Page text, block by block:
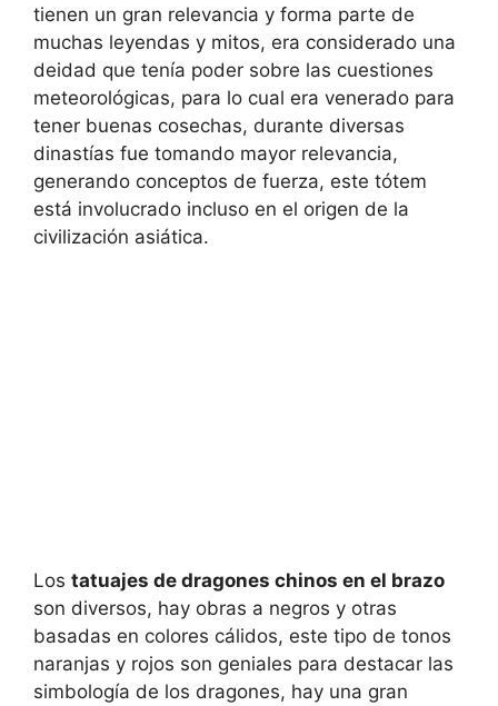
tienen un gran relevancia y forma parte de
muchas leyendas y mitos, era considerado una
deidad que tenía poder sobre las cuestiones
meteorológicas, para lo cual era venerado para
tener buenas cosechas, durante diversas
dinastías fue tomando mayor relevancia,
generando conceptos de fuerza, este tótem
está involucrado incluso en el origen de la
civilización asiática.
Los tatuajes de dragones chinos en el brazo
son diversos, hay obras a negros y otras
basadas en colores cálidos, este tipo de tonos
naranjas y rojos son geniales para destacar las
simbología de los dragones, hay una gran